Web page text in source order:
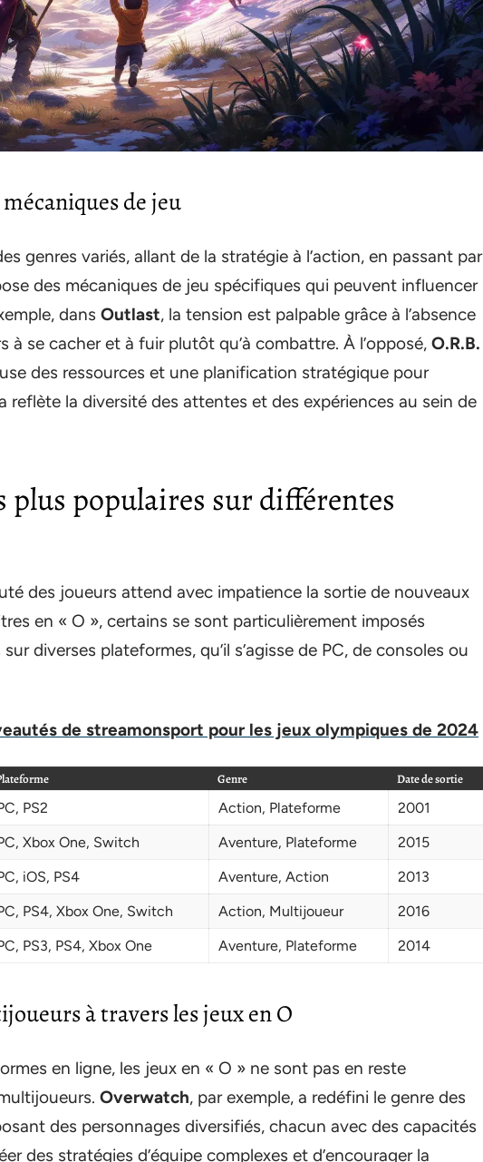
de jeu
genres variés, allant de la stratégie à l’action, en passant par
des mécaniques de jeu spécifiques qui peuvent influencer
dans Outlast, la tension est palpable grâce à l’absence
à se cacher et à fuir plutôt qu’à combattre. À l’opposé, O.R.B.
des ressources et une planification stratégique pour
reflète la diversité des attentes et des expériences au sein de
plus populaires sur différentes
des joueurs attend avec impatience la sortie de nouveaux
en « O », certains se sont particulièrement imposés
diverses plateformes, qu’il s’agisse de PC, de consoles ou
de streamonsport pour les jeux olympiques de 2024
Genre Date de sortie
PS2 Action, Plateforme
2001
Xbox One, Switch Aventure, Plateforme
2015
iOS, PS4 Aventure, Action
2013
PS4, Xbox One, Switch Action, Multijoueur
2016
PS3, PS4, Xbox One Aventure, Plateforme 2014
à travers les jeux en O
en ligne, les jeux en « O » ne sont pas en reste
Overwatch, par exemple, a redéfini le genre des
des personnages diversifiés, chacun avec des capacités
des stratégies d’équipe complexes et d’encourager la